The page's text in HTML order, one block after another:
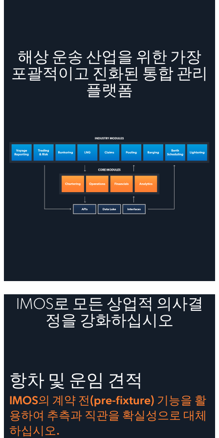
해상 운송 산업을 위한 가장
포괄적이고 진화된 통합 관리
플랫폼
IMOS로 모든 상업적 의사결
정을 강화하십시오
항차 및 운임 견적
IMOS의 계약 전(pre-fixture) 기능을 활
용하여 추측과 직관을 확실성으로 대체
하십시오.